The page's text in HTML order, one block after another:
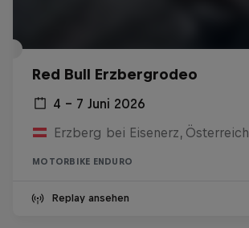
Red Bull Erzbergrodeo
4 – 7 Juni 2026
Erzberg bei Eisenerz, Österreich
MOTORBIKE ENDURO
Replay ansehen